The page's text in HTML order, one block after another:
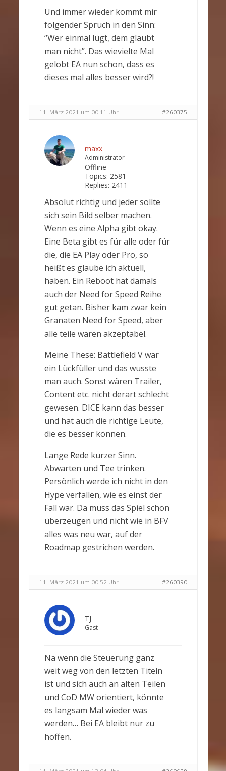
Und immer wieder kommt mir
folgender Spruch in den Sinn:
“Wer einmal lügt, dem glaubt
man nicht”. Das wievielte Mal
gelobt EA nun schon, dass es
dieses mal alles besser wird?!
11. März 2021 um 00:11 Uhr #260375
maxx
Administrator
Offline
Topics: 2581
Replies: 2411
Absolut richtig und jeder sollte
sich sein Bild selber machen.
Wenn es eine Alpha gibt okay.
Eine Beta gibt es für alle oder für
die, die EA Play oder Pro, so
heißt es glaube ich aktuell,
haben. Ein Reboot hat damals
auch der Need for Speed Reihe
gut getan. Bisher kam zwar kein
Granaten Need for Speed, aber
alle teile waren akzeptabel.
Meine These: Battlefield V war
ein Lückfüller und das wusste
man auch. Sonst wären Trailer,
Content etc. nicht derart schlecht
gewesen. DICE kann das besser
und hat auch die richtige Leute,
die es besser können.
Lange Rede kurzer Sinn.
Abwarten und Tee trinken.
Persönlich werde ich nicht in den
Hype verfallen, wie es einst der
Fall war. Da muss das Spiel schon
überzeugen und nicht wie in BFV
alles was neu war, auf der
Roadmap gestrichen werden.
11. März 2021 um 00:52 Uhr #260390
TJ
Gast
Na wenn die Steuerung ganz
weit weg von den letzten Titeln
ist und sich auch an alten Teilen
und CoD MW orientiert, könnte
es langsam Mal wieder was
werden… Bei EA bleibt nur zu
hoffen.